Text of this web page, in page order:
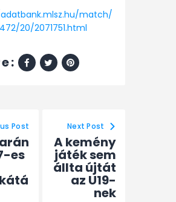
match/
20/2071751.html
Post
es
Next Post
A kemény
játék sem
állta újtát
az U19-
nek